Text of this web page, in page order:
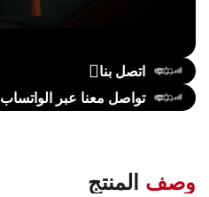
اتصل بنا
تواصل معنا عبر الواتساب
وصف المنتج